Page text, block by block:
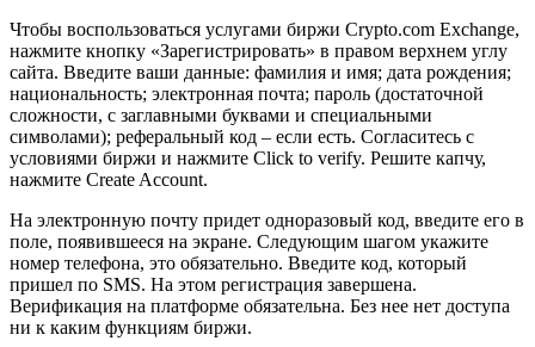
Чтобы воспользоваться услугами биржи Crypto.com Exchange,
нажмите кнопку «Зарегистрировать» в правом верхнем углу
сайта. Введите ваши данные: фамилия и имя; дата рождения;
национальность; электронная почта; пароль (достаточной
сложности, с заглавными буквами и специальными
символами); реферальный код – если есть. Согласитесь с
условиями биржи и нажмите Click to verify. Решите капчу,
нажмите Create Account.
На электронную почту придет одноразовый код, введите его в
поле, появившееся на экране. Следующим шагом укажите
номер телефона, это обязательно. Введите код, который
пришел по SMS. На этом регистрация завершена.
Верификация на платформе обязательна. Без нее нет доступа
ни к каким функциям биржи.